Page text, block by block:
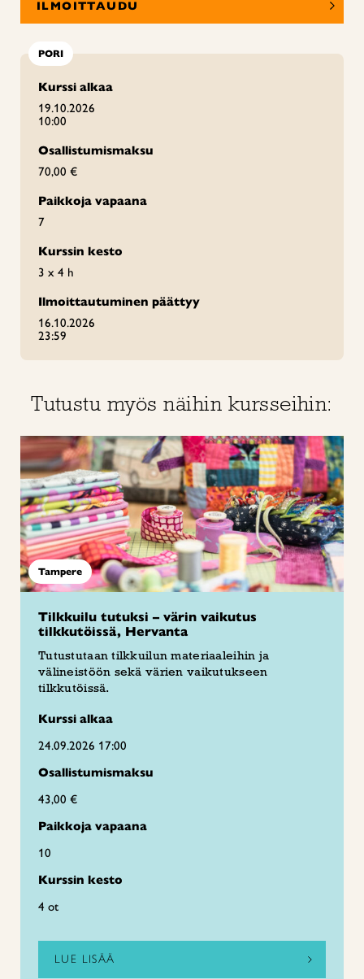
ILMOITTAUDU
PORI
Kurssi alkaa
19.10.2026
10:00
Osallistumismaksu
70,00 €
Paikkoja vapaana
7
Kurssin kesto
3 x 4 h
Ilmoittautuminen päättyy
16.10.2026
23:59
Tutustu myös näihin kursseihin:
Tampere
Tilkkuilu tutuksi – värin vaikutus
tilkkutöissä, Hervanta
Tutustutaan tilkkuilun materiaaleihin ja
välineistöön sekä värien vaikutukseen
tilkkutöissä.
Kurssi alkaa
24.09.2026 17:00
Osallistumismaksu
43,00 €
Paikkoja vapaana
10
Kurssin kesto
4 ot
LUE LISÄÄ